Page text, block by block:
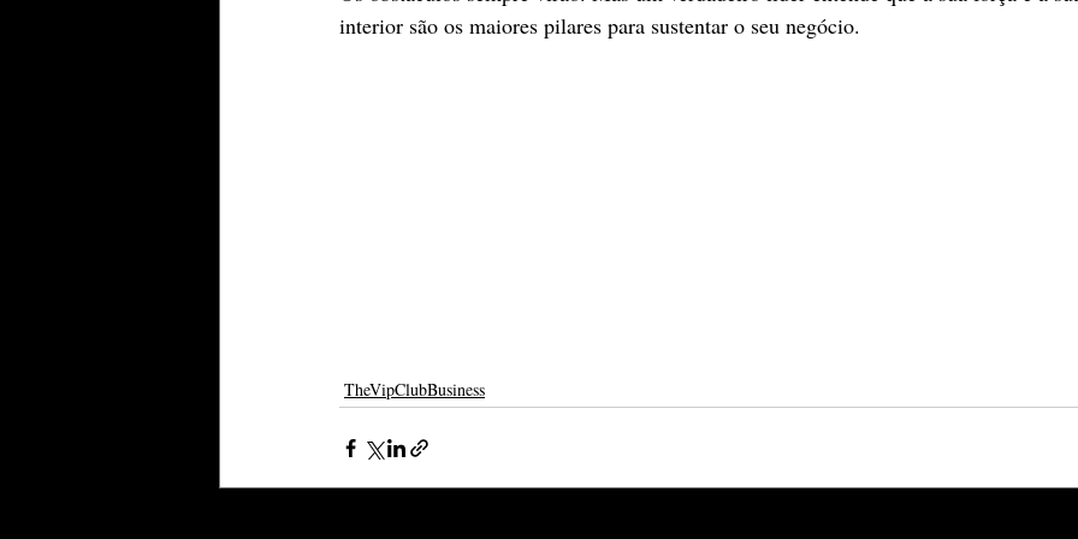
interior são os maiores pilares para sustentar o seu negócio.
TheVipClubBusiness